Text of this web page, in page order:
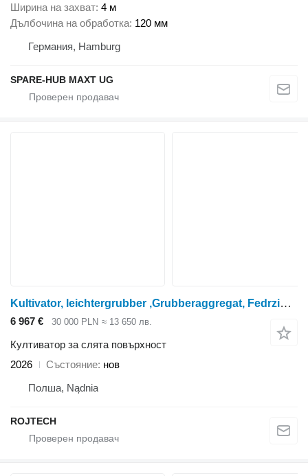
Ширина на захват 4 м
Дълбочина на обработка 120 мм
Германия, Hamburg
SPARE-HUB MAXT UG
Kultivator, leichtergrubber ,Grubberaggregat, Fedrzinkengrubber
6 967 € 30 000 PLN ≈ 13 650 лв.
Култиватор за слята повърхност
2026
Състояние нов
Полша, Nądnia
ROJTECH